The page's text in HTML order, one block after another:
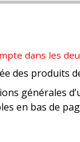
dans les
des produits
générales
en bas de